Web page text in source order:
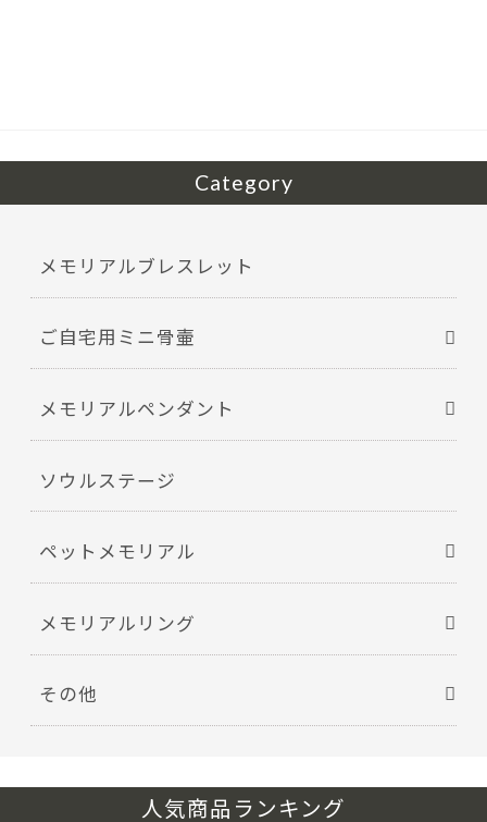
Category
メモリアルブレスレット
ご自宅用ミニ骨壷
メモリアルペンダント
ソウルステージ
ペットメモリアル
メモリアルリング
その他
人気商品ランキング